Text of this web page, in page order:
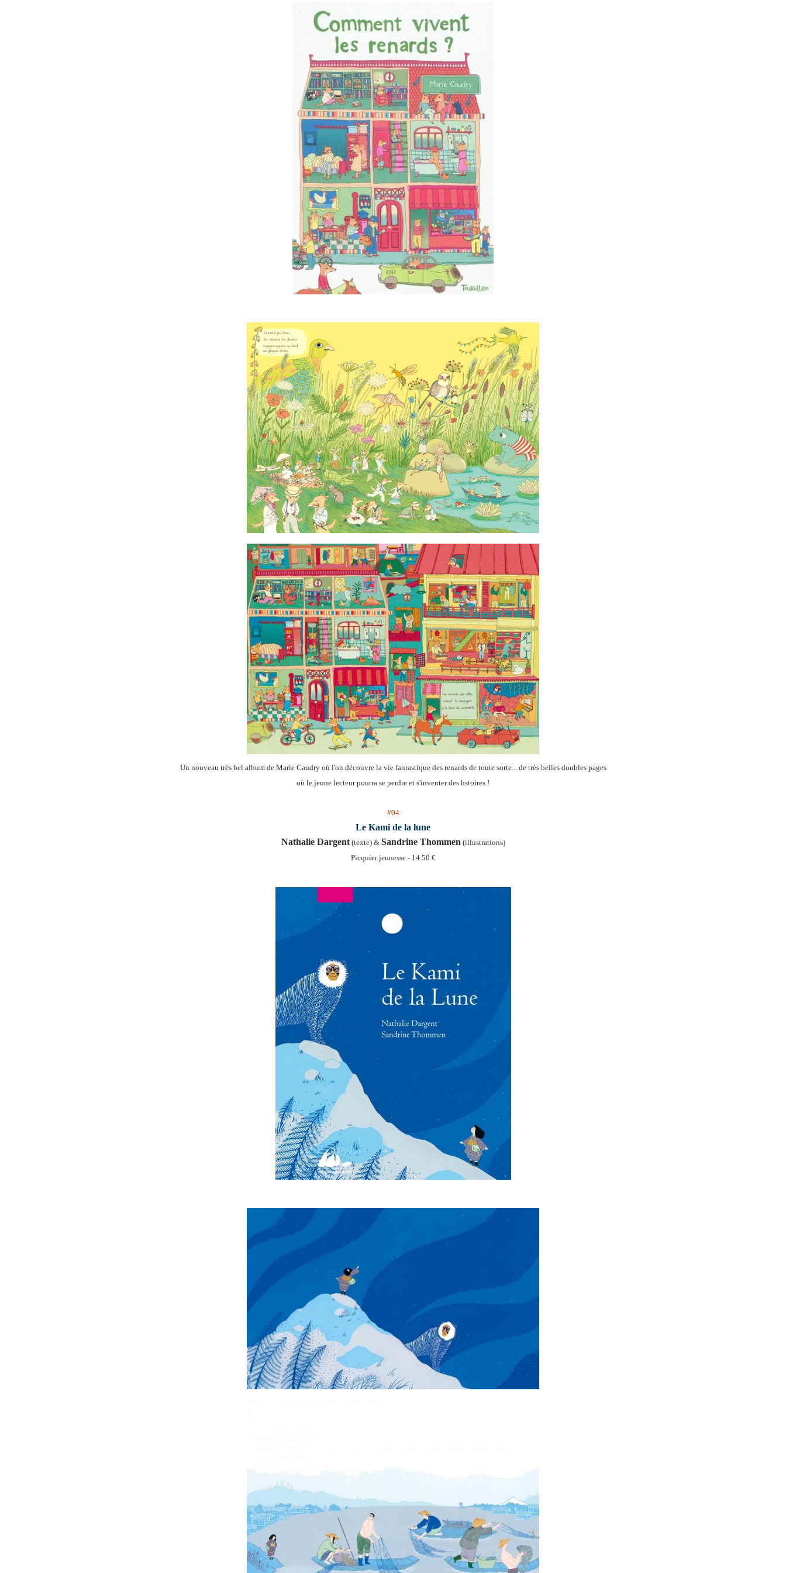
Un nouveau très bel album de Marie Caudryoù l'on découvre la vie fantastique des renards de toute sorte... de très belles doubles pages
où le jeune lecteur pourra se perdre et s'inventer des hstoires !
#04
Le Kami de la lune
Nathalie Dargent(texte) & Sandrine Thommen(illustrations)
Picquier jeunesse - 14.50 €